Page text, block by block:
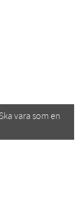
vara som en